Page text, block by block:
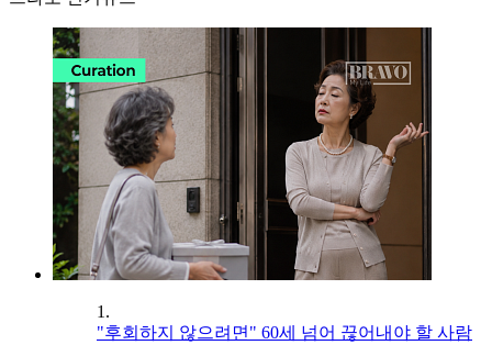
1.
"후회하지 않으려면" 60세 넘어 끊어내야 할 사람